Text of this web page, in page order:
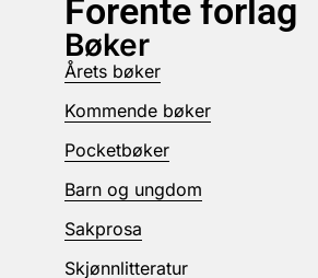
Forente forlag
Bøker
Årets bøker
Kommende bøker
Pocketbøker
Barn og ungdom
Sakprosa
Skjønnlitteratur